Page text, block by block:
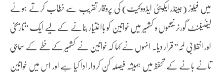
میں فیلوز (جینڈر ایکویٹی ایڈووکیٹ) کی پروقار تقریب سے خطاب کرتے ہوئے
لیفٹیننٹ گورنر نیجموں و کشمیر میں خواتین کو بااختیار بنانے کے لیے ایک “تاریخی
اور انقلابی لمحہ” قرار دیا۔ انہوں نے کہا کہ خواتین نے کشمیر کے خطے کے سماجی
تانے بانے کے تحفظ میں ہمیشہ فیصلہ کن کردار ادا کیا ہے اور اس میں خواتین